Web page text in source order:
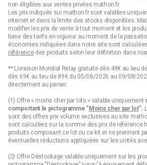
non éligibles aux ventes privées mathon.fr.
Les prix indiqués sur mathon.fr sont valables
internet et dans la limite des stocks disponibles.
modifier les prix de vente à tout moment et les
base des tarifs en vigueur au moment de la
économies indiquées dans notre site sont
référencedes produits selon leur définition dans nos
** Livraison Mondial Relay gratuite dès 49€ au lieu
dès 69€ au lieu de 89€ du 05/08/2026 au 09/08/
directement au panier.
(1) Offre « moins cher par lots » valable uniquement
comportant le pictogramme "Moins cher par lot".
sont des offres prix volume exclusives au site
sont calculées sur la somme des prix de référence
produits composant ce lot ou ce kit et ne prennent
éventuelles réductions appliquées sur les unités
(2) Offre Déstockage valable uniquement sur les